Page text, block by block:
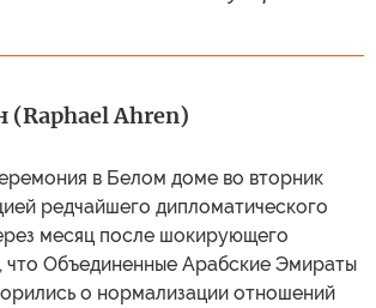
(Raphael Ahren)
в Белом доме во вторник
редчайшего дипломатического
месяц после шокирующего
что Объединенные Арабские Эмираты
о нормализации отношений